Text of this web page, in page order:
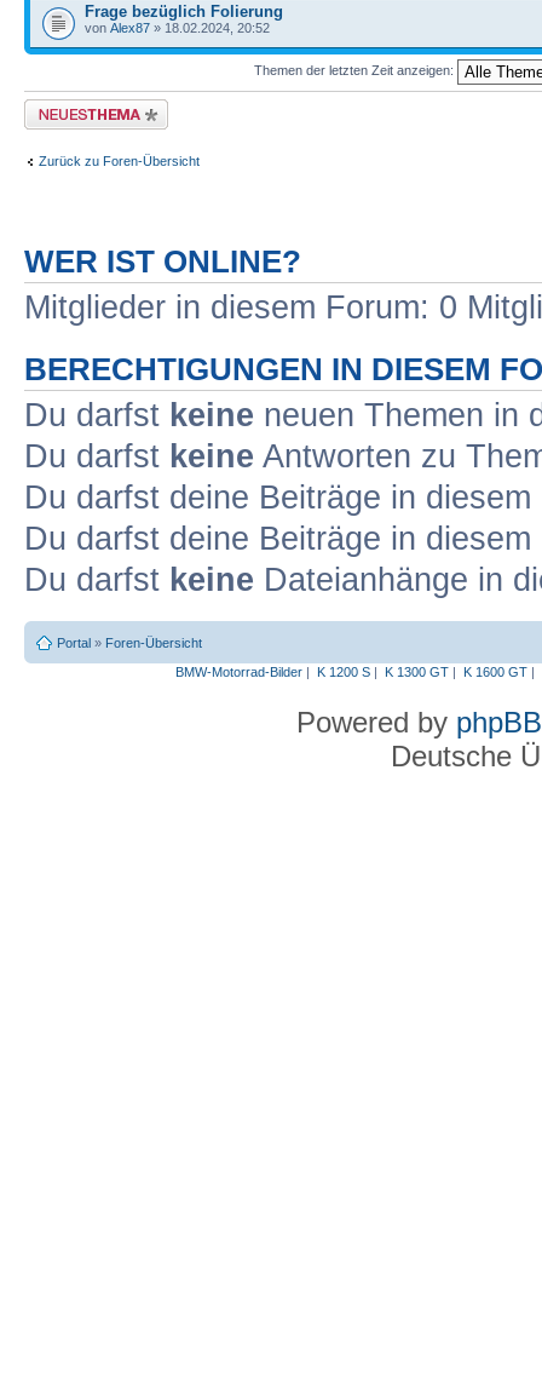
Frage bezüglich Folierung
von Alex87 » 18.02.2024, 20:52
Themen der letzten Zeit anzeigen:
Neues Thema erstellen
Zurück zu Foren-Übersicht
WER IST ONLINE?
Mitglieder in diesem Forum: 0
BERECHTIGUNGEN IN DIESEM
Du darfst keine neuen Themen in
Du darfst keine Antworten zu
Du darfst deine Beiträge in
Du darfst deine Beiträge in
Du darfst keine Dateianhänge in
Portal » Foren-Übersicht
BMW-Motorrad-Bilder| K 1200 S| K 1300 GT| K 1600 GT|
Powered by phpBB
Deutsche